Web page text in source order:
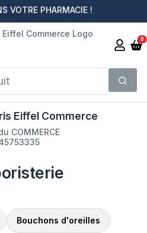
VOTRE PHARMACIE !
0
Eiffel Commerce
COMMERCE
Bouchons d'oreilles